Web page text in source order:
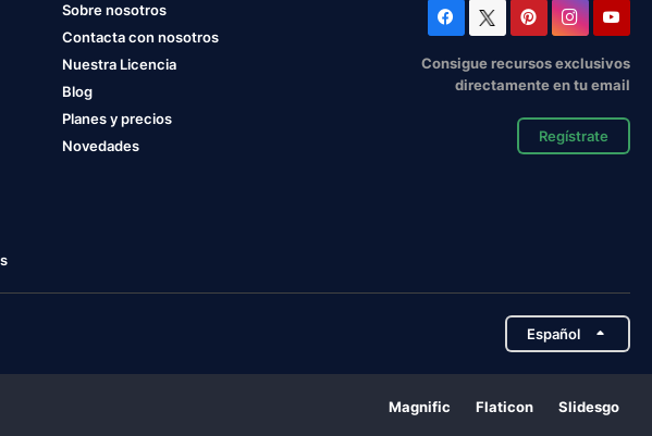
Sobre nosotros
Contacta con nosotros
Nuestra Licencia
Blog
Planes y precios
Novedades
Consigue recursos exclusivos
directamente en tu email
Regístrate
Español
Magnific Flaticon Slidesgo